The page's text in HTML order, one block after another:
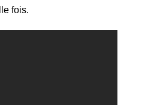
fois.